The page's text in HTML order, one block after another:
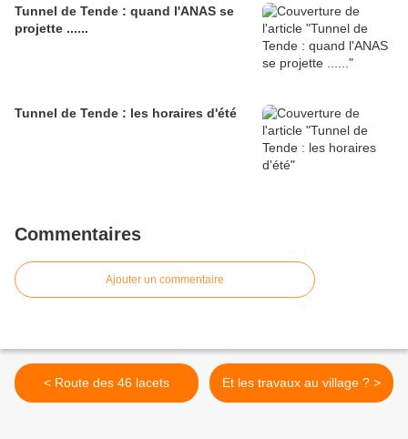
Tunnel de Tende : quand l'ANAS se
projette ......
Tunnel de Tende : les horaires d'été
Commentaires
Ajouter un commentaire
< Route des 46 lacets Et les travaux au village ? >